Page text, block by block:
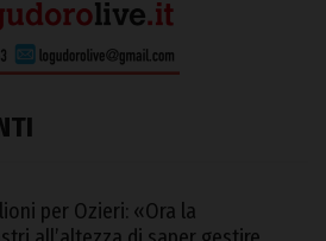
per Ozieri: «Ora la